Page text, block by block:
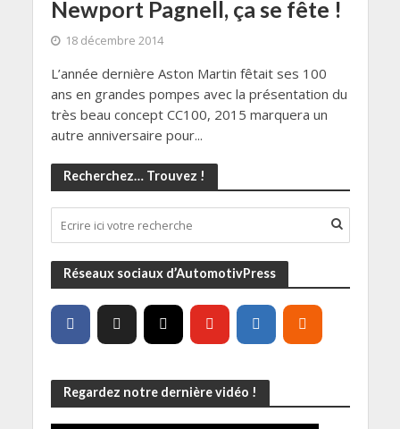
Newport Pagnell, ça se fête !
18 décembre 2014
L’année dernière Aston Martin fêtait ses 100
ans en grandes pompes avec la présentation du
très beau concept CC100, 2015 marquera un
autre anniversaire pour...
Recherchez… Trouvez !
Réseaux sociaux d’AutomotivPress
Regardez notre dernière vidéo !